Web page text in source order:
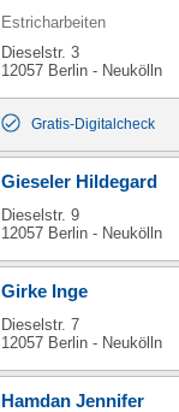
Estricharbeiten
Dieselstr. 3
12057 Berlin - Neukölln
Gratis-Digitalcheck
Gieseler Hildegard
Dieselstr. 9
12057 Berlin - Neukölln
Girke Inge
Dieselstr. 7
12057 Berlin - Neukölln
Hamdan Jennifer